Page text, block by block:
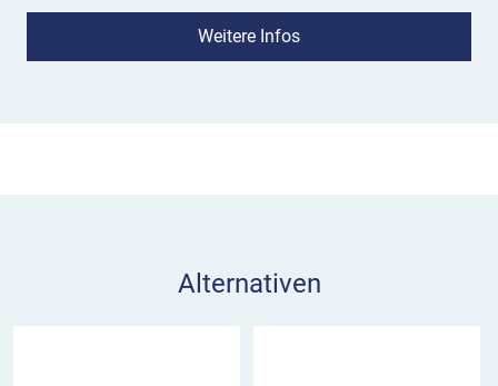
oder schräg nach links bzw. schräg nach rechts
Bitte treffen Sie Ihre Wahl!
wählen. Die freistehende Ausführung hat zwei
Weitere Infos
Alternativen